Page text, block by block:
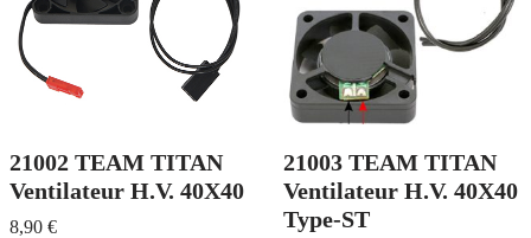
21002 TEAM TITAN
Ventilateur H.V. 40X40
8,90 €
21003 TEAM TITAN
Ventilateur H.V. 40X40
Type-ST